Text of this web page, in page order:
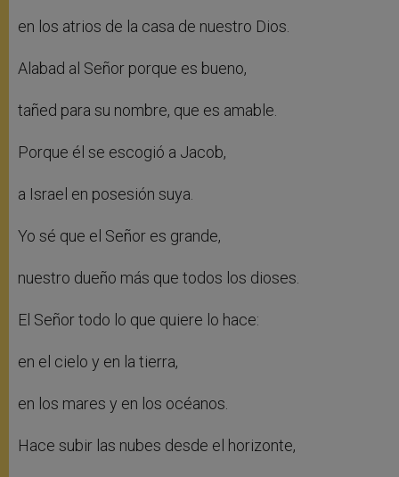
en los atrios de la casa de nuestro Dios.
Alabad al Señor porque es bueno,
tañed para su nombre, que es amable.
Porque él se escogió a Jacob,
a Israel en posesión suya.
Yo sé que el Señor es grande,
nuestro dueño más que todos los dioses.
El Señor todo lo que quiere lo hace:
en el cielo y en la tierra,
en los mares y en los océanos.
Hace subir las nubes desde el horizonte,